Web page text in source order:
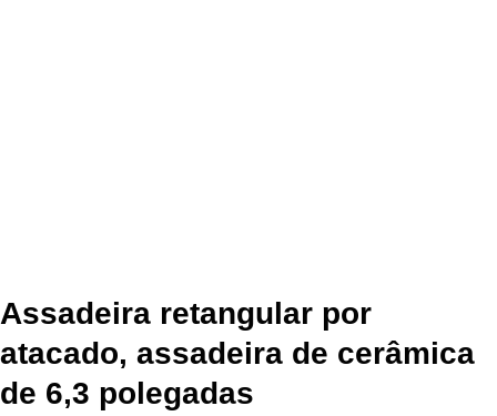
Assadeira retangular por
atacado, assadeira de cerâmica
de 6,3 polegadas